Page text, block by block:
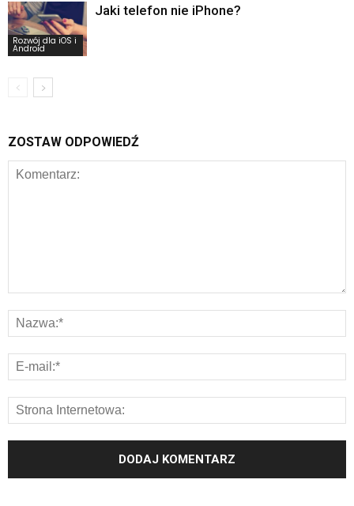
Rozwój dla iOS i
Android
Jaki telefon nie iPhone?
ZOSTAW ODPOWIEDŹ